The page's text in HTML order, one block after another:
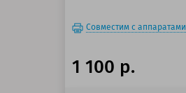
Совместим с аппаратами
1 100 р.